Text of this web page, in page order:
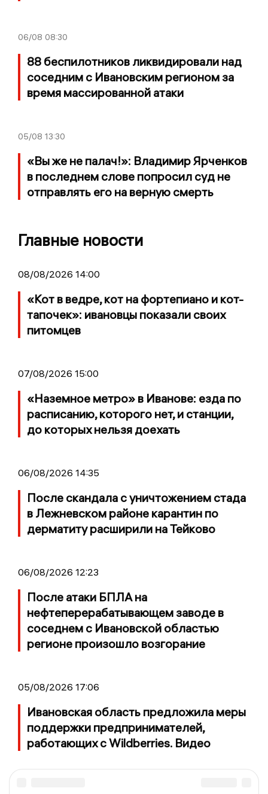
06/08 08:30
88 беспилотников ликвидировали над
соседним с Ивановским регионом за
время массированной атаки
05/08 13:30
«Вы же не палач!»: Владимир Ярченков
в последнем слове попросил суд не
отправлять его на верную смерть
Главные новости
08/08/2026 14:00
«Кот в ведре, кот на фортепиано и кот-
тапочек»: ивановцы показали своих
питомцев
07/08/2026 15:00
«Наземное метро» в Иванове: езда по
расписанию, которого нет, и станции,
до которых нельзя доехать
06/08/2026 14:35
После скандала с уничтожением стада
в Лежневском районе карантин по
дерматиту расширили на Тейково
06/08/2026 12:23
После атаки БПЛА на
нефтеперерабатывающем заводе в
соседнем с Ивановской областью
регионе произошло возгорание
05/08/2026 17:06
Ивановская область предложила меры
поддержки предпринимателей,
работающих с Wildberries. Видео